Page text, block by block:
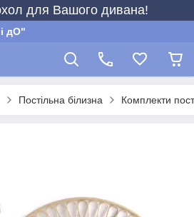
для Вашого дивана!
дО"
Постільна білизна Комплекти